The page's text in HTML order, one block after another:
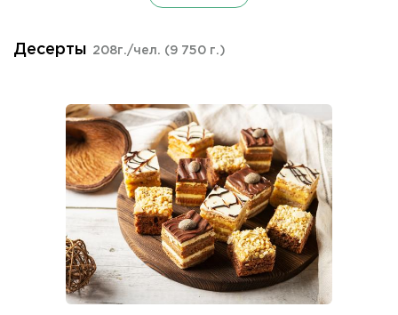
Десерты 208г./чел. (9 750 г.)